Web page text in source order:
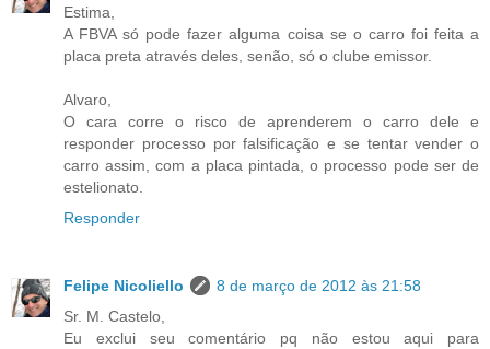
Estima,
A FBVA só pode fazer alguma coisa se o carro foi feita a
placa preta através deles, senão, só o clube emissor.
Alvaro,
O cara corre o risco de aprenderem o carro dele e
responder processo por falsificação e se tentar vender o
carro assim, com a placa pintada, o processo pode ser de
estelionato.
Responder
Felipe Nicoliello
8 de março de 2012 às 21:58
Sr. M. Castelo,
Eu exclui seu comentário pq não estou aqui para